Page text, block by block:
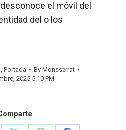
el móvil del
del o los
, Portada By Monsserrat
2025 5:10 PM